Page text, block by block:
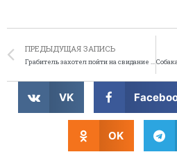
ПРЕДЫДУЩАЯ ЗАПИСЬ
Грабитель захотел пойти на свидание с жертвой
VK
OK